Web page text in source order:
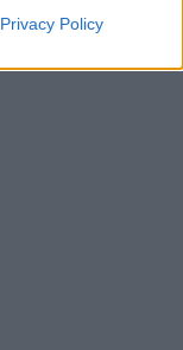
Privacy Policy